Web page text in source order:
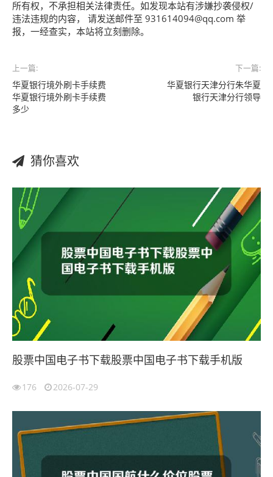
所有权，不承担相关法律责任。如发现本站有涉嫌抄袭侵权/
违法违规的内容， 请发送邮件至 931614094@qq.com 举
报，一经查实，本站将立刻删除。
上一篇:
华夏银行境外刷卡手续费
华夏银行境外刷卡手续费
多少
下一篇:
华夏银行天津分行朱华夏
银行天津分行领导
猜你喜欢
股票中国电子书下载股票中国电子书下载手机版
176 2026-07-29